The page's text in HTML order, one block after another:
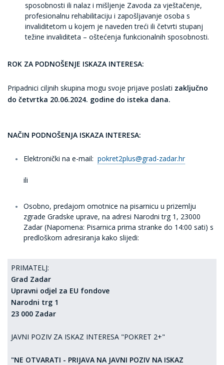
sposobnosti ili nalaz i mišljenje Zavoda za vještačenje,
profesionalnu rehabilitaciju i zapošljavanje osoba s
invaliditetom u kojem je naveden treći ili četvrti stupanj
težine invaliditeta – oštećenja funkcionalnih sposobnosti.
ROK ZA PODNOŠENJE ISKAZA INTERESA:
Pripadnici ciljnih skupina mogu svoje prijave poslati zaključno
do četvrtka 20.06.2024. godine do isteka dana.
NAČIN PODNOŠENJA ISKAZA INTERESA:
Elektronički na e-mail: pokret2plus@grad-zadar.hr
ili
Osobno, predajom omotnice na pisarnicu u prizemlju
zgrade Gradske uprave, na adresi Narodni trg 1, 23000
Zadar(Napomena: Pisarnica prima stranke do 14:00 sati) s
predloškom adresiranja kako slijedi:
PRIMATELJ:
Grad Zadar
Upravni odjel za EU fondove
Narodni trg 1
23 000 Zadar
JAVNI POZIV ZA ISKAZ INTERESA "POKRET 2+"
"NE OTVARATI - PRIJAVA NA JAVNI POZIV NA ISKAZ